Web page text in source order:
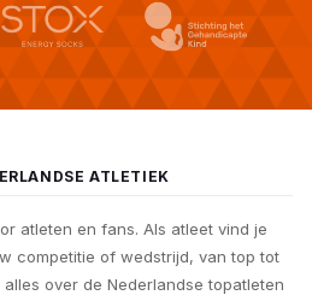
ATLETIEK
atleten en fans. Als atleet vind je
competitie of wedstrijd, van top tot
over de Nederlandse topatleten